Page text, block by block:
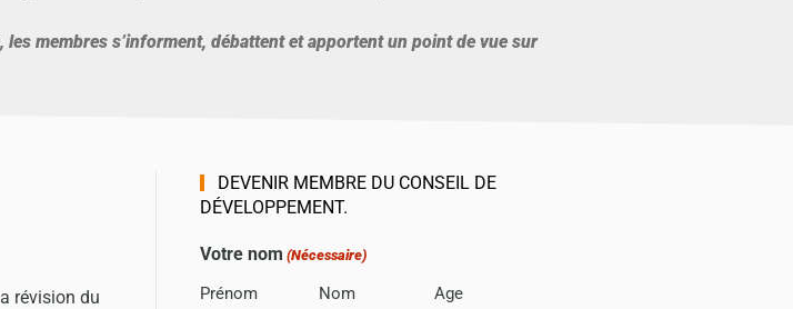
membres s’informent, débattent et apportent un point de vue sur
révision du
DEVENIR MEMBRE DU CONSEIL DE
DÉVELOPPEMENT.
Votre nom (Nécessaire)
Prénom Nom Age